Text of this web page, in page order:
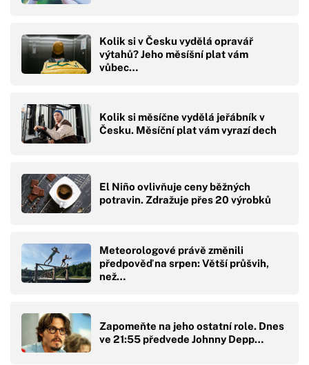
Kolik si v Česku vydělá opravář
výtahů? Jeho měsíšní plat vám
vůbec…
Kolik si měsíčne vydělá jeřábník v
Česku. Měsíční plat vám vyrazí dech
El Niño ovlivňuje ceny běžných
potravin. Zdražuje přes 20 výrobků
Meteorologové právě změnili
předpověď na srpen: Větší průšvih,
než…
Zapomeňte na jeho ostatní role. Dnes
ve 21:55 předvede Johnny Depp…